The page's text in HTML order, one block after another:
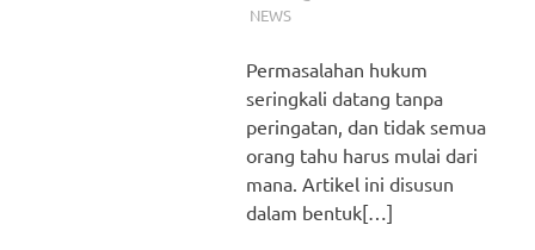
NEWS
Permasalahan hukum
seringkali datang tanpa
peringatan, dan tidak semua
orang tahu harus mulai dari
mana. Artikel ini disusun
dalam bentuk[…]